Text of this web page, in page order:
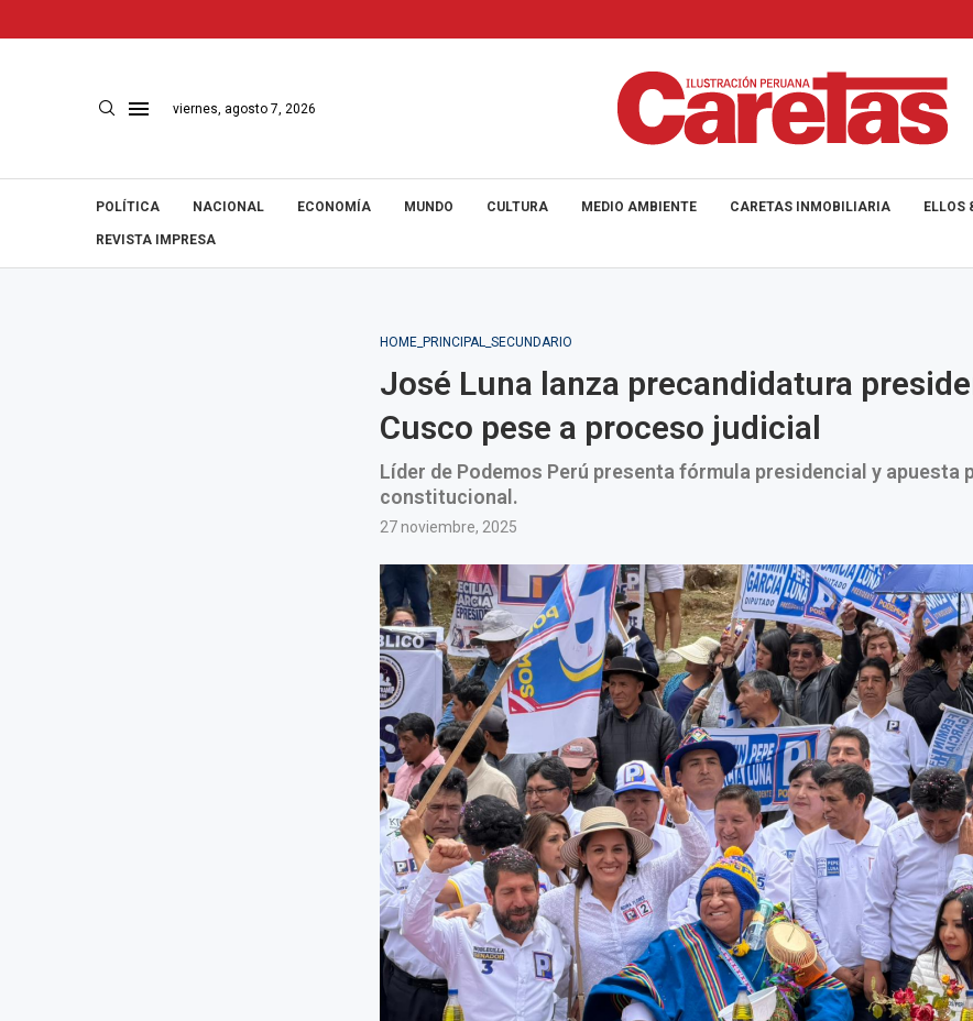
viernes, agosto 7, 2026
POLÍTICA NACIONAL ECONOMÍA MUNDO CULTURA MEDIO AMBIENTE CARETAS INMOBILIARIA ELLOS
REVISTA IMPRESA
HOME_PRINCIPAL_SECUNDARIO
José Luna lanza precandidatura
Cusco pese a proceso judicial
Líder de Podemos Perú presenta fórmula presidencial y apuesta
constitucional.
27 noviembre, 2025